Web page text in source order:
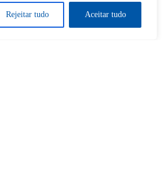
Rejeitar tudo Aceitar tudo
Sim Não